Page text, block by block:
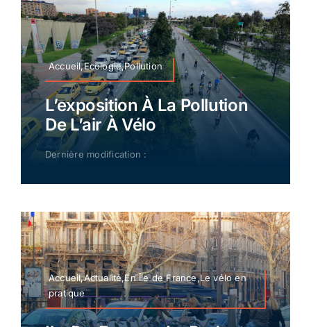
Accueil,Ecologie,Pollution
L’exposition À La Pollution
De L’air À Vélo
Dernière modification :
Accueil,Actualité,En Île de France,Le vélo en
pratique